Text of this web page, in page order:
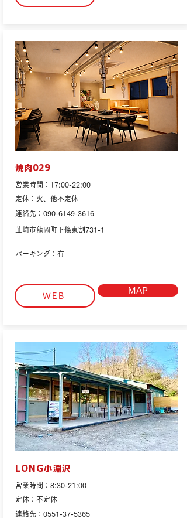
焼肉029
営業時間：17:00-22:00
定休：火、他不定休
連絡先：090-6149-3616
韮崎市龍岡町下條東割731-1
パーキング：有
WEB
MAP
LONG小淵沢
営業時間：8:30-21:00
定休：不定休
連絡先：0551-37-5365